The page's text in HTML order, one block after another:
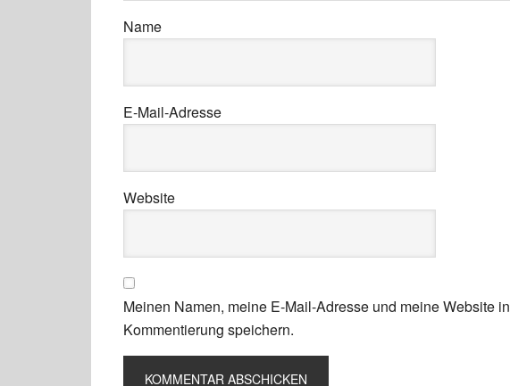
Name
E-Mail-Adresse
Website
Meinen Namen, meine E-Mail-Adresse und meine Website
Kommentierung speichern.